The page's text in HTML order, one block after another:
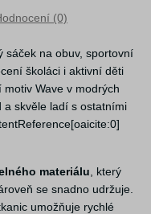
(0)
sáček na obuv, sportovní
školáci i aktivní děti
Wave v modrých
a skvěle ladí s ostatními
materiálu, který
se snadno udržuje.
umožňuje rychlé